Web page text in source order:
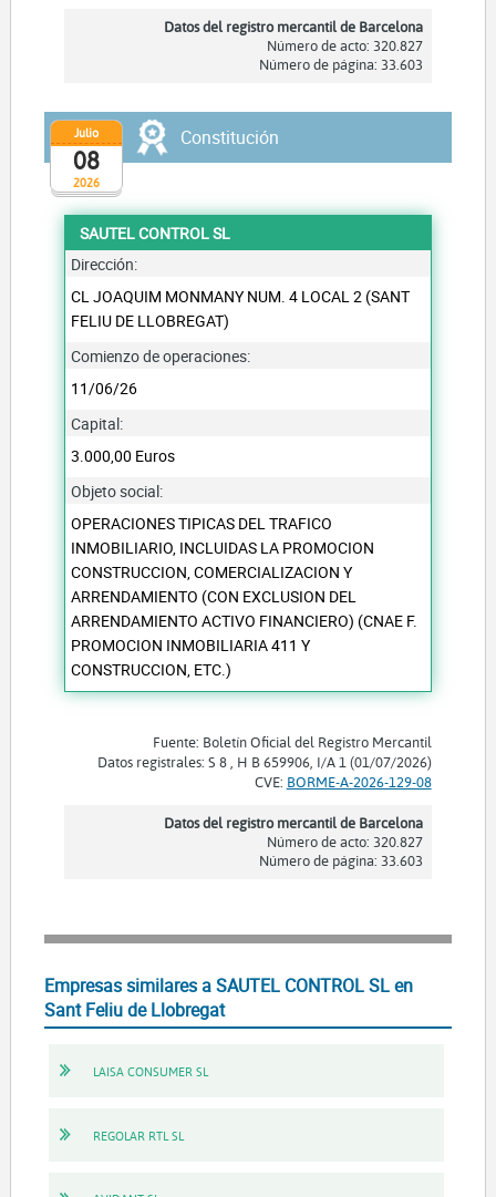
Datos del registro mercantil de Barcelona
Número de acto: 320.827
Número de página: 33.603
2026
Julio
08
Constitución
SAUTEL CONTROL SL
Dirección:
CL JOAQUIM MONMANY NUM. 4 LOCAL 2 (SANT
FELIU DE LLOBREGAT)
Comienzo de operaciones:
11/06/26
Capital:
3.000,00 Euros
Objeto social:
OPERACIONES TIPICAS DEL TRAFICO
INMOBILIARIO, INCLUIDAS LA PROMOCION
CONSTRUCCION, COMERCIALIZACION Y
ARRENDAMIENTO (CON EXCLUSION DEL
ARRENDAMIENTO ACTIVO FINANCIERO) (CNAE F.
PROMOCION INMOBILIARIA 411 Y
CONSTRUCCION, ETC.)
Fuente: Boletín Oficial del Registro Mercantil
Datos registrales: S 8 , H B 659906, I/A 1 (01/07/2026)
CVE: BORME-A-2026-129-08
Datos del registro mercantil de Barcelona
Número de acto: 320.827
Número de página: 33.603
Empresas similares a SAUTEL CONTROL SL en
Sant Feliu de Llobregat
LAISA CONSUMER SL
REGOLAR RTL SL